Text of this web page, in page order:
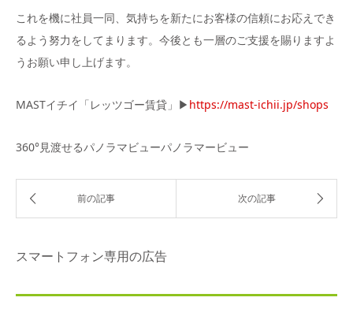
これを機に社員一同、気持ちを新たにお客様の信頼にお応えでき
るよう努力をしてまります。今後とも一層のご支援を賜りますよ
うお願い申し上げます。
MASTイチイ「レッツゴー賃貸」▶ https://mast-ichii.jp/shops
360°見渡せるパノラマビューパノラマービュー
スマートフォン専用の広告